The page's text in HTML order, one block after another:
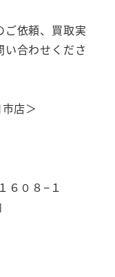
ご依頼、買取実
合わせくださ
店＞
６０８−１